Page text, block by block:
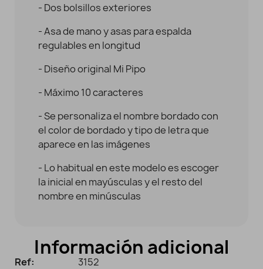
- Dos bolsillos exteriores
- Asa de mano y asas para espalda
regulables en longitud
- Diseño original Mi Pipo
- Máximo 10 caracteres
- Se personaliza el nombre bordado con
el color de bordado y tipo de letra que
aparece en las imágenes
- Lo habitual en este modelo es escoger
la inicial en mayúsculas y el resto del
nombre en minúsculas
Información adicional
Ref:
3152